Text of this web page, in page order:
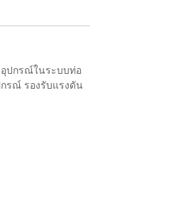
อุปกรณ์ในระบบท่อ
กรณ์ รองรับแรงดัน